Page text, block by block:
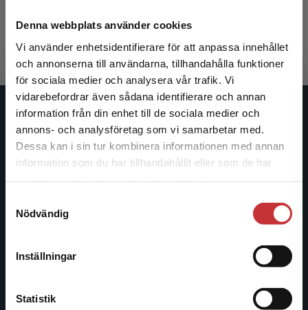
Denna webbplats använder cookies
Vi använder enhetsidentifierare för att anpassa innehållet
och annonserna till användarna, tillhandahålla funktioner
för sociala medier och analysera vår trafik. Vi
vidarebefordrar även sådana identifierare och annan
information från din enhet till de sociala medier och
annons- och analysföretag som vi samarbetar med.
Dessa kan i sin tur kombinera informationen med annan
information som du har tillhandahållit eller som de har
Nödvändig
Inställningar
Statistik
Begränsad fraktregion
Det verkar som att du besöker
studentlitteratur.se via en enhet utanför Sverige.
Vi erbjuder inte leveranser utanför Sverige. För
att kunna slutföra ett köp måste
369 krinkl. moms
Studentlitteratur
Studentlitteratur grundades 1963 och är idag Sveriges
ledande utbildningsförlag. Med läromedel, kurslitteratur,
facklitteratur, utbildningar och digitala
informationstjänster i utbudet, finns Studentlitteratur med
längs hela kunskapsresan.
Kontakta oss